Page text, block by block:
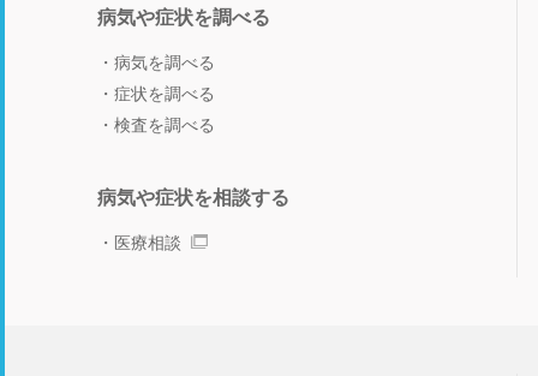
病気や症状を調べる
病気を調べる
症状を調べる
検査を調べる
病気や症状を相談する
医療相談